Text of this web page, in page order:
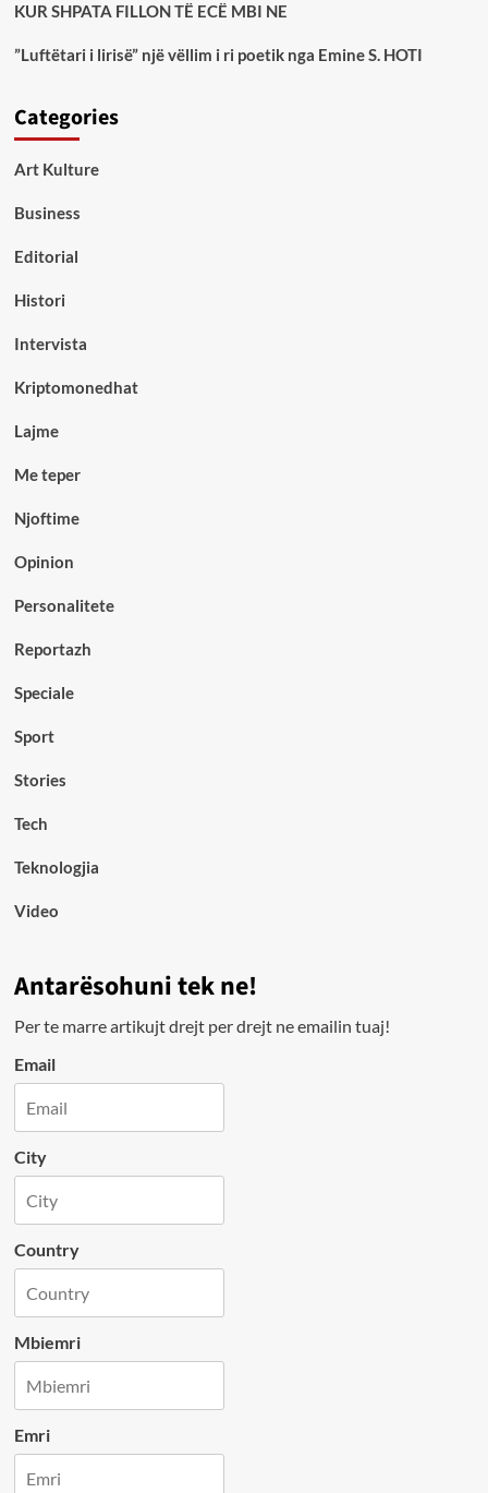
KUR SHPATA FILLON TË ECË MBI NE
”Luftëtari i lirisë” një vëllim i ri poetik nga Emine S. HOTI
Categories
Art Kulture
Business
Editorial
Histori
Intervista
Kriptomonedhat
Lajme
Me teper
Njoftime
Opinion
Personalitete
Reportazh
Speciale
Sport
Stories
Tech
Teknologjia
Video
Antarësohuni tek ne!
Per te marre artikujt drejt per drejt ne emailin tuaj!
Email
City
Country
Mbiemri
Emri